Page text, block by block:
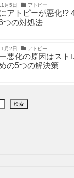
月5日 アトピー
アトピーが悪化!?
つの対処法
月2日 アトピー
悪化の原因はスト
の5つの解決策
検索